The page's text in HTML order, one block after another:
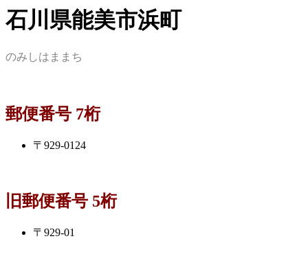
石川県能美市浜町
のみしはままち
郵便番号 7桁
〒929-0124
旧郵便番号 5桁
〒929-01